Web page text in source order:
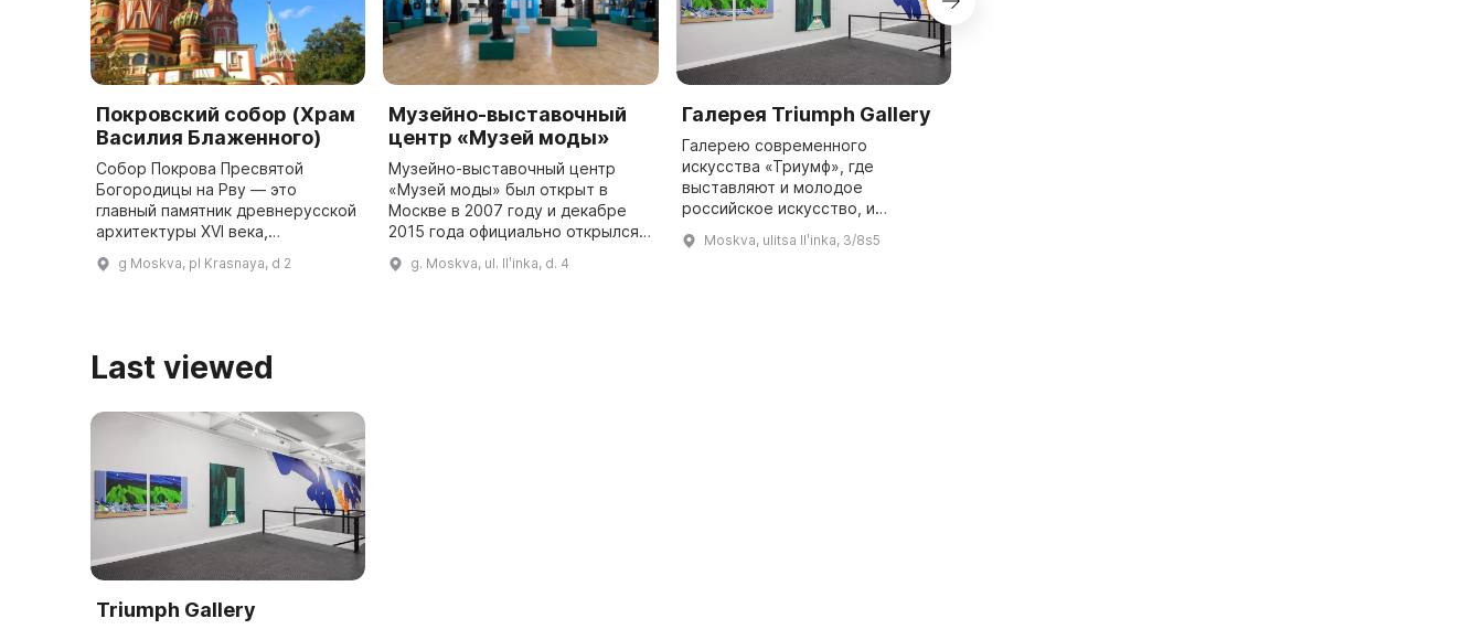
Покровский собор (Храм
Василия Блаженного)
Собор Покрова Пресвятой
Богородицы на Рву — это
главный памятник древнерусской
архитектуры XVI века,
России и её духовное наследие.
g Moskva, pl Krasnaya, d 2
Музейно-выставочный
центр «Музей моды»
Музейно-выставочный центр
«Музей моды» был открыт в
Москве в 2007 году и декабре
2015 года официально открылся в
музей в России, который
g. Moskva, ul. Ilʹinka, d. 4
Галерея Triumph Gallery
Галерею современного
искусства «Триумф», где
выставляют и молодое
российское искусство, и
коллекционер Емельян Захаров и
Moskva, ulitsa Ilʹinka, 3/8s5
Last viewed
Triumph Gallery